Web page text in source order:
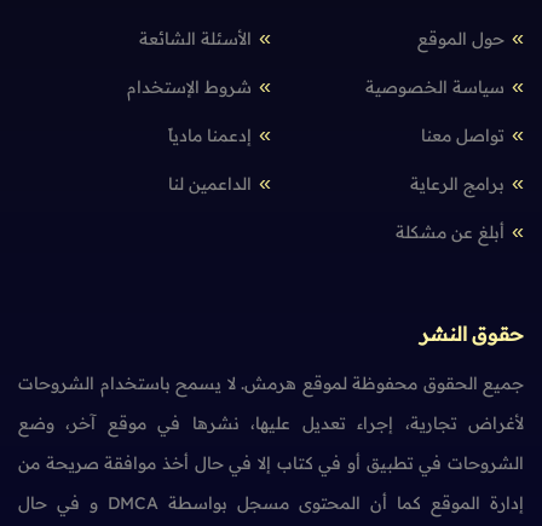
الموقع الأسئلة الشائعة
الخصوصية شروط الإستخدام
معنا إدعمنا مادياً
الرعاية الداعمين لنا
عن مشكلة
النشر
الحقوق محفوظة لموقع هرمش. لا يسمح باستخدام الشروحات
تجارية، إجراء تعديل عليها، نشرها في موقع آخر، وضع
في تطبيق أو في كتاب إلا في حال أخذ موافقة صريحة من
إدارة الموقع كما أن المحتوى مسجل بواسطة DMCA و في حال